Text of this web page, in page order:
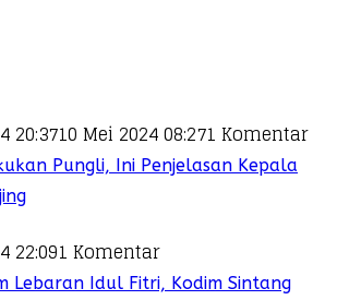
20:3710 Mei 2024 08:271 Komentar
Pungli, Ini Penjelasan Kepala
22:091 Komentar
Lebaran Idul Fitri, Kodim Sintang